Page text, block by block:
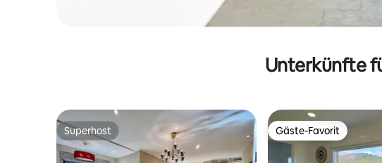
Unterkünfte
Superhost
Superhost Gäste-Favorit
Gäste-Favorit